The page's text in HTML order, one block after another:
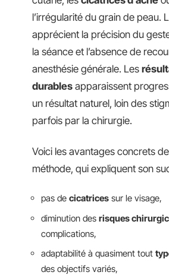
l’irrégularité du grain de peau.
apprécient la précision du
la séance et l’absence de
anesthésie générale. Les
durables apparaissent
un résultat naturel, loin des
parfois par la chirurgie.
Voici les avantages concrets
méthode, qui expliquent son
pas de cicatrices sur le visage,
diminution des risques
complications,
adaptabilité à quasiment tout
des objectifs variés,